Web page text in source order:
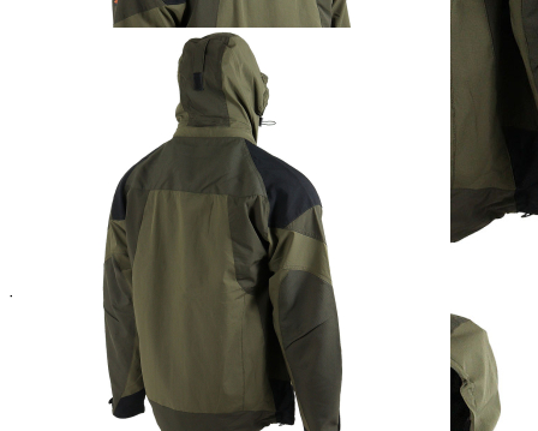
Sofort lieferbar
Beschreibung
Eine Jacke, die dank ihres leichten Stretchstoffs, dem dornenfesten,
strapazierfähigen U-Tex Gewebes an Schultern/Unterarmen und
kühlendem Mesh-Futter bei warmem Wetter Schutz vor äußeren
- abnehmbare Kapuze
- 2 Napoleontaschen mit Reißverschluss
- 2 Seitentaschen
- 1 Innentasche
- Ärmelbund anpassbar
- waschbar bei 30°C
Material: 92 % Polyamid, 8 % Elasthan / Besätze: 100 % Polyamid
Verantwortlicher Wirtschaftsakteur gemäß EU-Verordnung: